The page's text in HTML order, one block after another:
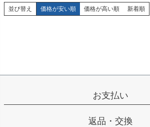
並び替え 価格が安い順 価格が高い順 新着順
お支払い
返品・交換